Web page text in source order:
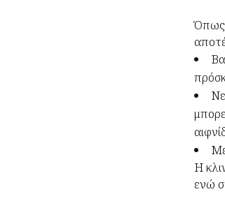
Όπως
Η
ενώ